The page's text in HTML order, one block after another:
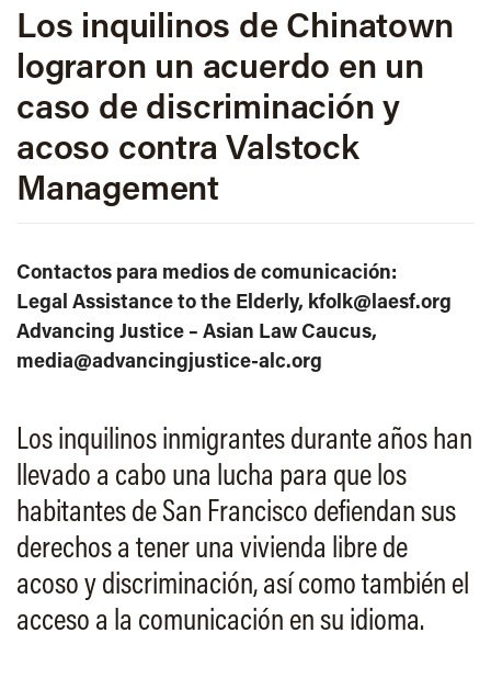
Los inquilinos de Chinatown
lograron un acuerdo en un
caso de discriminación y
acoso contra Valstock
Management
Contactos para medios de comunicación:
Legal Assistance to the Elderly, kfolk@laesf.org
Advancing Justice – Asian Law Caucus,
media@advancingjustice-alc.org
Los inquilinos inmigrantes durante años han
llevado a cabo una lucha para que los
habitantes de San Francisco defiendan sus
derechos a tener una vivienda libre de
acoso y discriminación, así como también el
acceso a la comunicación en su idioma.